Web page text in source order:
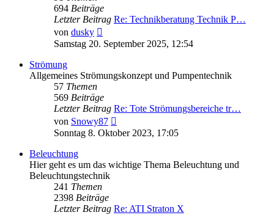
694 Beiträge
Letzter Beitrag Re: Technikberatung Technik P…
von dusky
Beitrag
Samstag 20. September 2025, 12:54
Strömung
Allgemeines Strömungskonzept und Pumpentechnik
57 Themen
569 Beiträge
Letzter Beitrag Re: Tote Strömungsbereiche tr…
von Snowy87
Beitrag
Sonntag 8. Oktober 2023, 17:05
Beleuchtung
Hier geht es um das wichtige Thema Beleuchtung und
Beleuchtungstechnik
241 Themen
2398 Beiträge
Letzter Beitrag Re: ATI Straton X